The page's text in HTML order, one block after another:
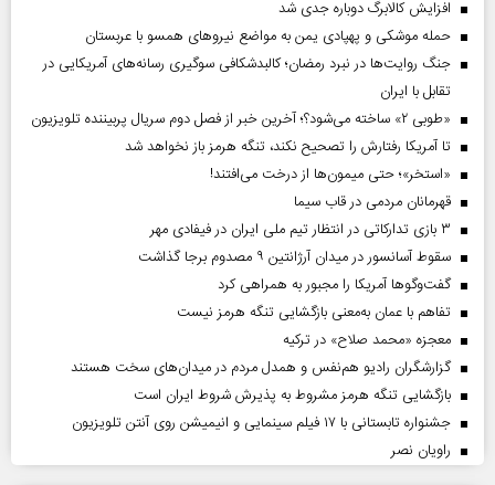
افزایش کالابرگ دوباره جدی شد
حمله موشکی و پهپادی یمن به مواضع نیروهای همسو با عربستان
جنگ روایت‌ها در نبرد رمضان؛ کالبدشکافی سوگیری رسانه‌های آمریکایی در
تقابل با ایران
«طوبی ۲» ساخته می‌شود؟؛ آخرین خبر از فصل دوم سریال پربیننده تلویزیون
تا آمریکا رفتارش را تصحیح نکند، تنگه هرمز باز نخواهد شد
«استخر»‌‌؛ حتی میمون‌ها از درخت می‌افتند!
قهرمانان مردمی در قاب سیما
۳ بازی تدارکاتی در انتظار تیم ملی ایران در فیفادی مهر
سقوط آسانسور در میدان آرژانتین ۹ مصدوم برجا گذاشت
گفت‌وگوها آمریکا را مجبور به همراهی کرد
تفاهم با عمان به‌معنی بازگشایی تنگه هرمز نیست
معجزه «محمد صلاح» در ترکیه
گزارشگران رادیو هم‌نفس و همدل مردم در میدان‌های سخت هستند
بازگشایی تنگه هرمز مشروط به پذیرش شروط ایران است
جشنواره تابستانی با ۱۷ فیلم سینمایی و انیمیشن روی آنتن تلویزیون
راویان نصر